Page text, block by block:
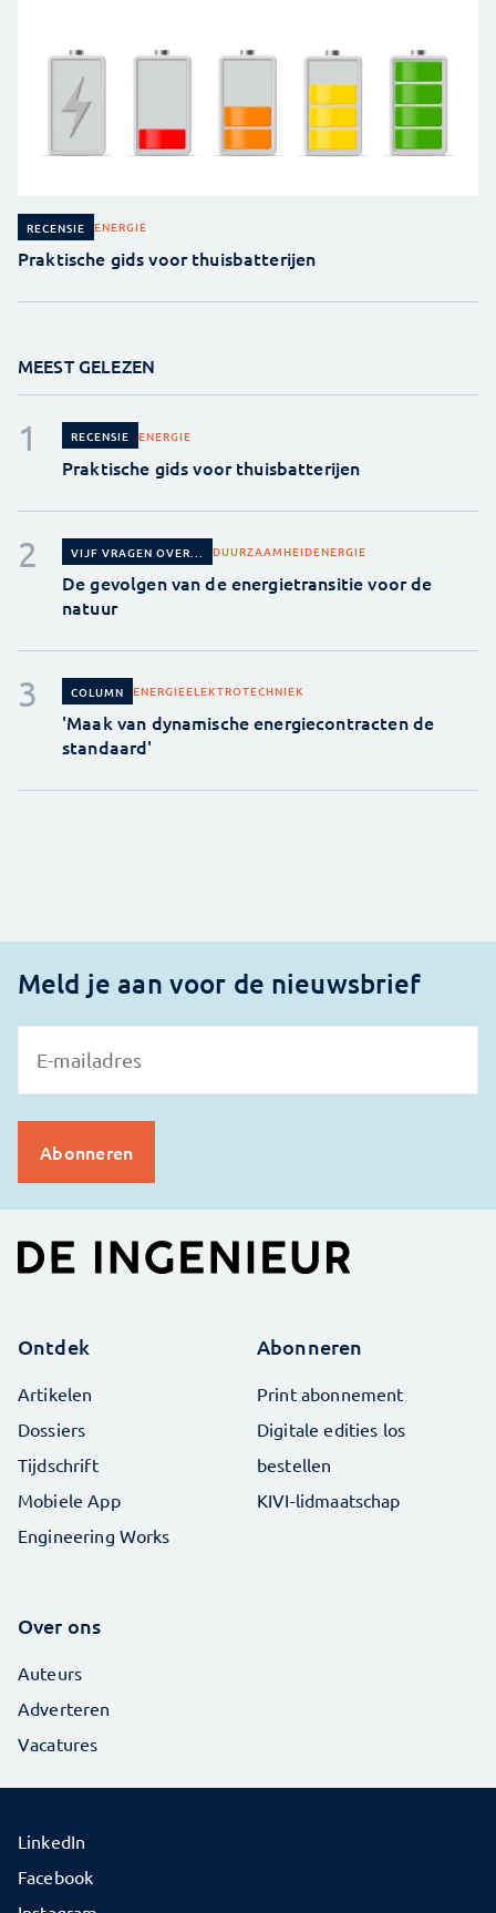
RECENSIE ENERGIE
Praktische gids voor thuisbatterijen
MEEST GELEZEN
RECENSIE ENERGIE
Praktische gids voor thuisbatterijen
VIJF VRAGEN OVER... DUURZAAMHEIDENERGIE
De gevolgen van de energietransitie voor de
natuur
COLUMN ENERGIEELEKTROTECHNIEK
'Maak van dynamische energiecontracten de
standaard'
Meld je aan voor de nieuwsbrief
Ontdek
Artikelen
Dossiers
Tijdschrift
Mobiele App
Engineering Works
Abonneren
Print abonnement
Digitale edities los
bestellen
KIVI-lidmaatschap
Over ons
Auteurs
Adverteren
Vacatures
LinkedIn
Facebook